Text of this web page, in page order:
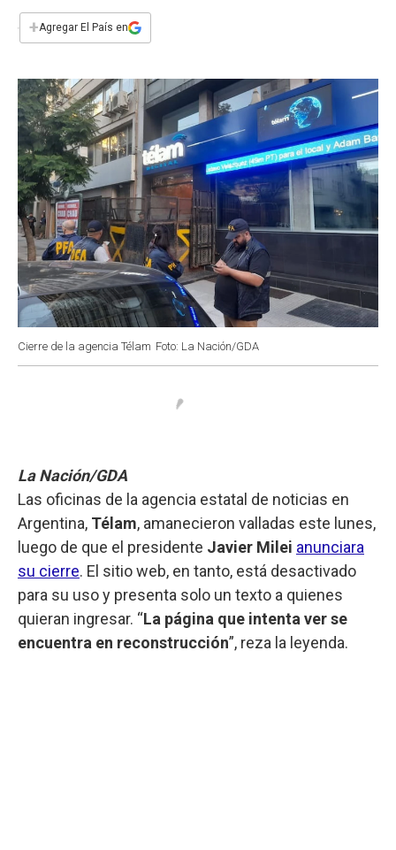
e
b
k
s
p
t
n
i
l
+Agregar El País en
Cierre de la agencia Télam Foto: La Nación/GDA
La Nación/GDA
Las oficinas de la agencia estatal de noticias en
Argentina, Télam, amanecieron valladas este lunes,
luego de que el presidente Javier Milei anunciara
su cierre. El sitio web, en tanto, está desactivado
para su uso y presenta solo un texto a quienes
quieran ingresar. “La página que intenta ver se
encuentra en reconstrucción”, reza la leyenda.